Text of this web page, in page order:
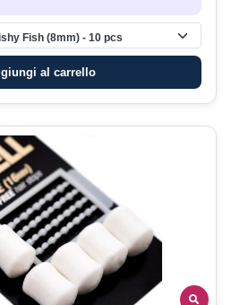
Fish (8mm) - 10 pcs
al carrello